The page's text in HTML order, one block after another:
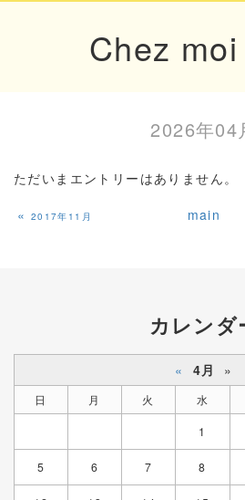
Chez
2026年04
ただいまエントリーはありません。
« 2017年11月 main
カレンダ
« 4月 »
日 月 火 水
1
5 6 7 8